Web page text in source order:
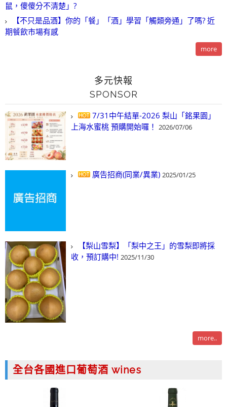
鼠，傻傻分不清楚」?
【不只是品酒】你的「餐」「酒」學習「觸類旁通」了嗎? 近
期餐飲市場有感
more
多元快報
SPONSOR
7/31中午結單-2026 梨山「銘果園」
上海水蜜桃 預購開始囉！ 2026/07/06
廣告招商(同業/異業) 2025/01/25
【梨山雪梨】「梨中之王」的雪梨即將採
收，預訂購中! 2025/11/30
more..
全台各國進口葡萄酒 wines